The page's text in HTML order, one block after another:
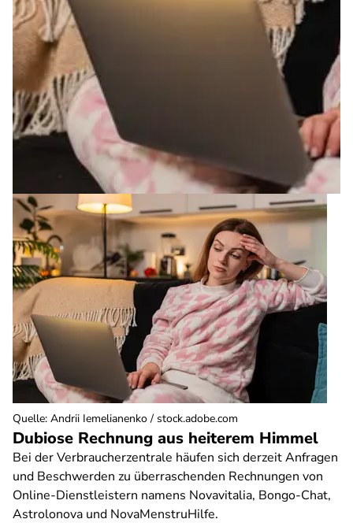
Dubiose Rechnung aus heiterem Himmel
Bei der Verbraucherzentrale häufen sich derzeit Anfragen
und Beschwerden zu überraschenden Rechnungen von
Online-Dienstleistern namens Novavitalia, Bongo-Chat,
Astrolonova und NovaMenstruHilfe.
Quelle: Andrii Iemelianenko / stock.adobe.com